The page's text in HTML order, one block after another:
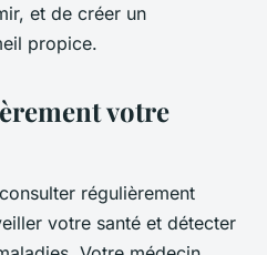
et de créer un
propice.
votre
régulièrement
votre santé et détecter